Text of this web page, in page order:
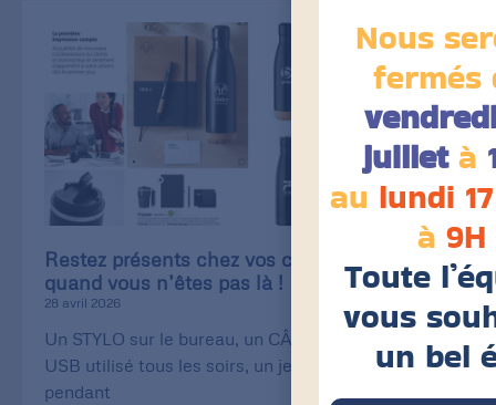
Restez présents chez vos clients, même
quand vous n’êtes pas là !
28 avril 2026
Un STYLO sur le bureau, un CÂBLE de recharge
USB utilisé tous les soirs, un jeu de CARTE utilisé
pendant
Nous
fermés
juilletà
au lundi
à 9H
Toute
vous
un bel